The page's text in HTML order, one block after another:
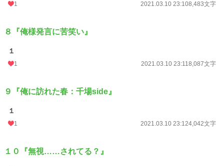
1 2021.03.10 23:108,483文字
８『俺様発言に苦笑い』
１
1 2021.03.10 23:118,087文字
９『俺に訪れた春：千場side』
１
1 2021.03.10 23:124,042文字
１０『無視……されてる？』